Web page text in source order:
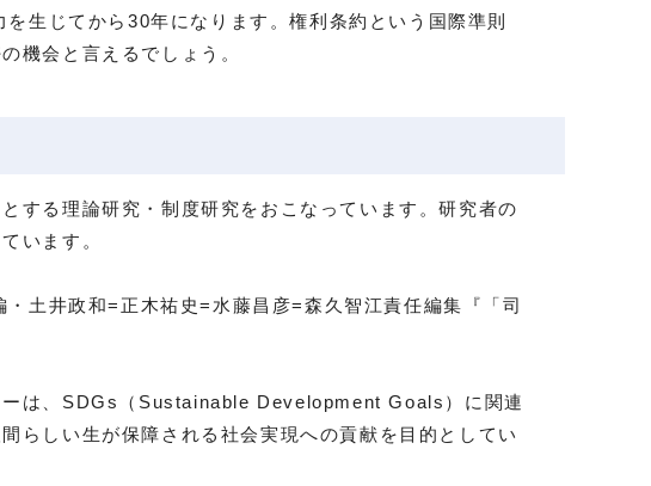
生じてから30年になります。権利条約という国際準則
機会と言えるでしょう。
する理論研究・制度研究をおこなっています。研究者の
います。
土井政和=正木祐史=水藤昌彦=森久智江責任編集『「司
は、SDGs（Sustainable Development Goals）に関連
らしい生が保障される社会実現への貢献を目的としてい